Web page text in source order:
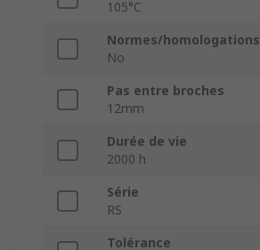
105°C
Normes/homologations
No
Pas entre broches
12mm
Durée de vie
2000 h
Série
RS
Tolérance